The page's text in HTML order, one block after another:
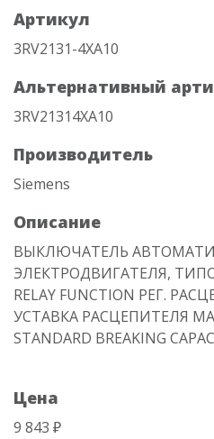
Артикул
3RV2131-4XA10
Альтернативный
3RV21314XA10
Производитель
Siemens
Описание
ВЫКЛЮЧАТЕЛЬ
ЭЛЕКТРОДВИГАТЕЛЯ,
RELAY FUNCTION РЕГ.
УСТАВКА РАСЦЕПИТЕЛЯ
STANDARD BREAKING
Цена
9 843 ₽